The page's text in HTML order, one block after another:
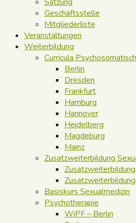
Geschäftsstelle
Mitgliederliste
Veranstaltungen
Weiterbildung
Curricula
Berlin
Dresden
Frankfurt
Hamburg
Hannover
Heidelberg
Magdeburg
Mainz
Zusatzweiterbildung
Basiskurs Sexualmedizin
Psychotherapie
WiPF – Berlin